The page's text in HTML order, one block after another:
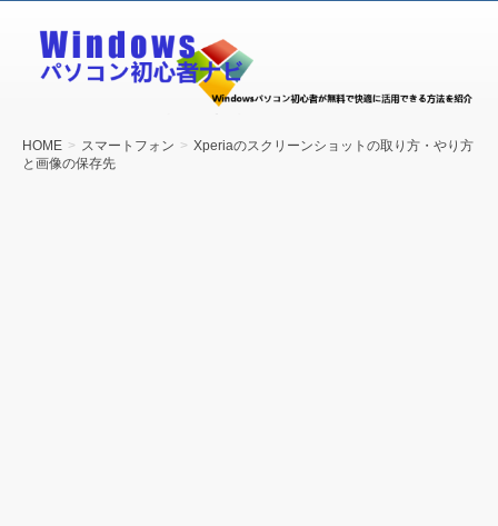
Windows
パソコン
HOME スマートフォン
Xperiaのスクリーンショットの取り方・やり方
と画像の保存先